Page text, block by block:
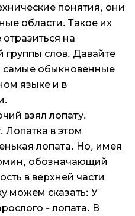
понятия, они
области. Такое их
на
группы слов. Давайте
самые обыкновенные
языке и в
взял лопату.
Лопатка в этом
лопата. Но, имея
обозначающий
в верхней части
можем сказать: У
- лопата. В